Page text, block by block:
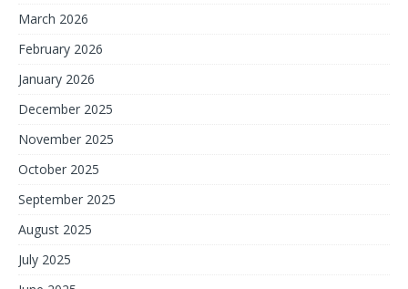
March 2026
February 2026
January 2026
December 2025
November 2025
October 2025
September 2025
August 2025
July 2025